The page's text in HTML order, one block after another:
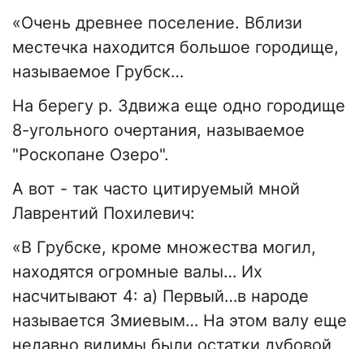
«Очень древнее поселение. Вблизи
местечка находится большое городище,
называемое Грубск…
На берегу р. Здвижа еще одно городище
8-угольного очертания, называемое
"Роскопане Озеро".
А вот - так часто цитируемый мной
Лаврентий Похилевич:
«В Грубске, кроме множества могил,
находятся огромные валы… Их
насчитывают 4: а) Первый…в народе
называется Змиевым… На этом валу еще